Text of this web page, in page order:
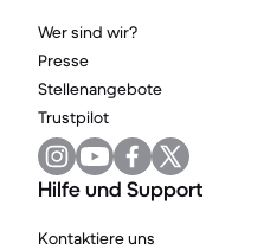
Wer sind wir?
Presse
Stellenangebote
Trustpilot
Hilfe und Support
Kontaktiere uns